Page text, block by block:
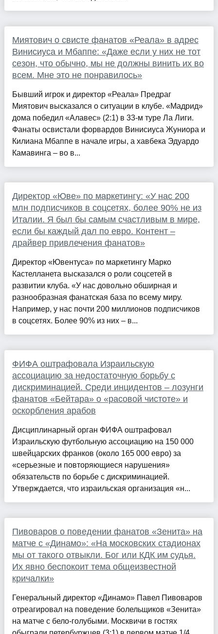
Миятович о свисте фанатов «Реала» в адрес
Винисиуса и Мбаппе: «Даже если у них не тот
сезон, что обычно, мы не должны винить их во
всем. Мне это не понравилось»
Бывший игрок и директор «Реала» Предраг
Миятович высказался о ситуации в клубе. «Мадрид»
дома победил «Алавес» (2:1) в 33-м туре Ла Лиги.
Фанаты освистали форвардов Винисиуса Жуниора и
Килиана Мбаппе в начале игры, а хавбека Эдуардо
Камавинга – во в...
Директор «Юве» по маркетингу: «У нас 200
млн подписчиков в соцсетях, более 90% не из
Италии. Я был бы самым счастливым в мире,
если бы каждый дал по евро. Контент –
драйвер привлечения фанатов»
Директор «Ювентуса» по маркетингу Марко
Кастелланета высказался о роли соцсетей в
развитии клуба. «У нас довольно обширная и
разнообразная фанатская база по всему миру.
Например, у нас почти 200 миллионов подписчиков
в соцсетях. Более 90% из них – в...
ФИФА оштрафовала Израильскую
ассоциацию за недостаточную борьбу с
дискриминацией. Среди инцидентов – лозунги
фанатов «Бейтара» о «расовой чистоте» и
оскорбления арабов
Дисциплинарный орган ФИФА оштрафовал
Израильскую футбольную ассоциацию на 150 000
швейцарских франков (около 165 000 евро) за
«серьезные и повторяющиеся нарушения»
обязательств по борьбе с дискриминацией.
Утверждается, что израильская организация «н...
Пивоваров о поведении фанатов «Зенита» на
матче с «Динамо»: «На московских стадионах
мы от такого отвыкли. Бог или КДК им судья.
Их явно беспокоит тема общеизвестной
кричалки»
Генеральный директор «Динамо» Павел Пивоваров
отреагировал на поведение болельщиков «Зенита»
на матче с бело-голубыми. Москвичи в гостях